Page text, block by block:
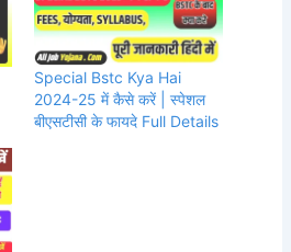
Special Bstc Kya Hai
2024-25 में कैसे करें | स्पेशल
बीएसटीसी के फायदे Full Details